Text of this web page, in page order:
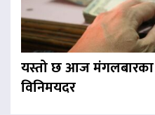
यस्तो छ आज मंगलबारका
विनिमयदर